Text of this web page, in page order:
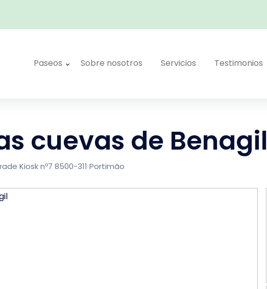
Paseos Sobre nosotros Servicios Testimonios
cuevas de Benagil
Kiosk nº7 8500-311 Portimão